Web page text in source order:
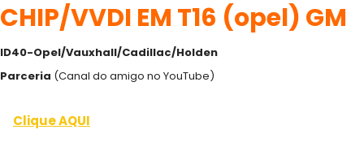
CHIP/VVDI EM T16 (opel) GM
ID40-Opel/Vauxhall/Cadillac/Holden
Parceria (Canal do amigo no YouTube)
Clique AQUI